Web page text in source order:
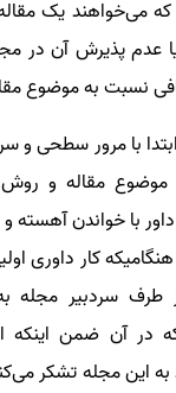
که می‌خواهند یک
عدم پذیرش آن در
نسبت به موضوع
با مرور سطحی و
مقاله و روش
با خواندن آهسته و
کار داوری
طرف سردبیر مجله
در آن ضمن اینکه
این مجله تشکر